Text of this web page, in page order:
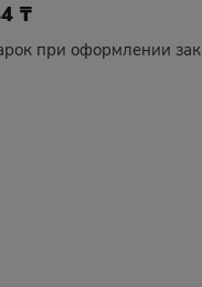
₸
при оформлении